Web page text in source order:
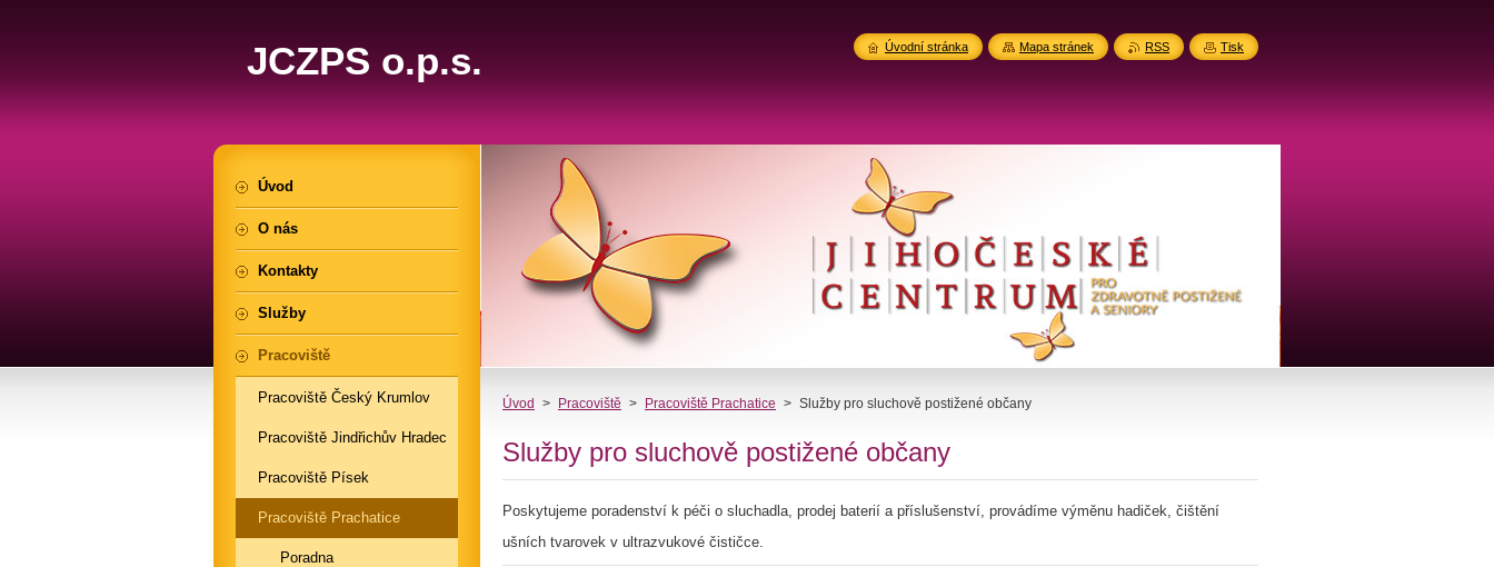
JCZPS o.p.s.
Úvod > Pracoviště > Pracoviště Prachatice > Služby pro sluchově postižené občany
Služby pro sluchově postižené občany
Poskytujeme poradenství k péči o sluchadla, prodej baterií a příslušenství, provádíme výměnu hadiček, čištění
ušních tvarovek v ultrazvukové čističce.
Úvod
O nás
Kontakty
Služby
Pracoviště
Pracoviště Český Krumlov
Pracoviště Jindřichův Hradec
Pracoviště Písek
Pracoviště Prachatice
Poradna
Úvodní stránka Mapa stránek RSS Tisk